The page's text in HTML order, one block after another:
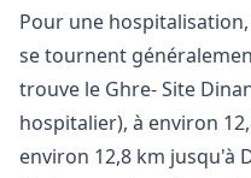
Pour une
se tournent
trouve le Ghre- Site
hospitalier), à environ
environ 12,8 km jusqu'à